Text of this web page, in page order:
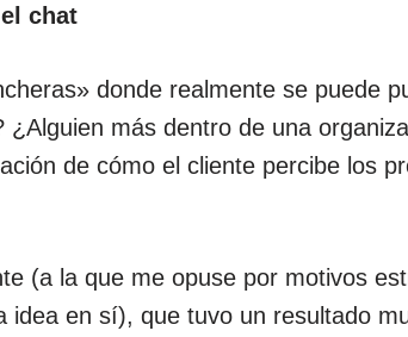
chat
donde realmente se puede
más dentro de una
de cómo el cliente percibe los
(a la que me opuse por motivos
idea en sí), que tuvo un resultado